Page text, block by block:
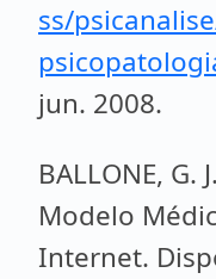
ss/
jun. 2008.
BALLONE,
Modelo
Internet.